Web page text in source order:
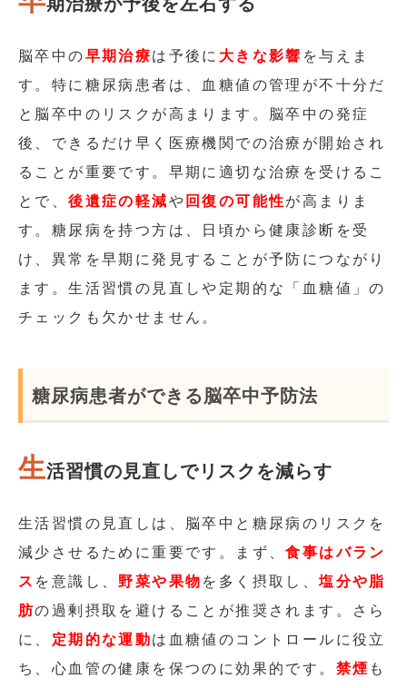
脳卒中の早期治療は予後に 大きな影響 を与えま
す。特に糖尿病患者は、血糖値の管理が不十分だ
と脳卒中のリスクが高まります。脳卒中の発症
後、できるだけ早く医療機関での治療が開始され
ることが重要です。早期に適切な治療を受けるこ
とで、後遺症の軽減や 回復の可能性が高まりま
す。糖尿病を持つ方は、日頃から健康診断を受
け、異常を早期に発見することが予防につながり
ます。生活習慣の見直しや定期的な「血糖値」の
チェックも欠かせません。
糖尿病患者ができる脳卒中予防法
生活習慣の見直しでリスクを減らす
生活習慣の見直しは、脳卒中と糖尿病のリスクを
減少させるために重要です。まず、食事はバラン
ス を意識し、 野菜や果物 を多く摂取し、塩分や脂
肪の過剰摂取を避けることが推奨されます。さら
に、 定期的な運動は血糖値のコントロールに役立
ち、心血管の健康を保つのに効果的です。 禁煙 も